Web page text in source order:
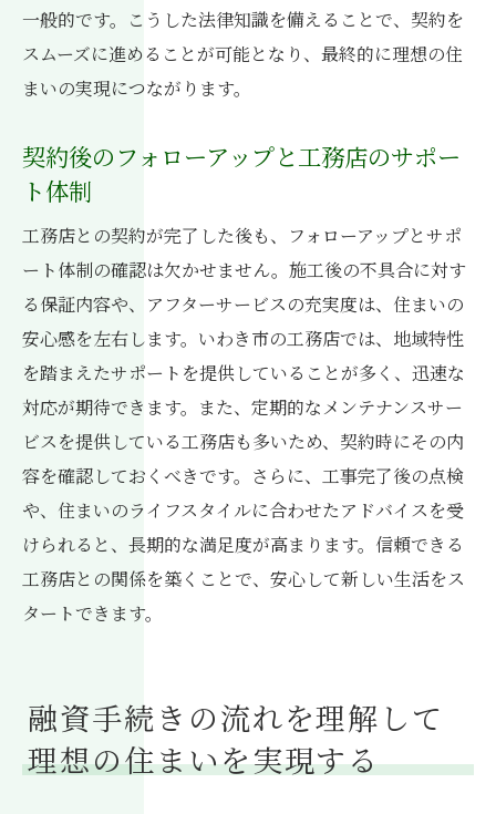
一般的です。こうした法律知識を備えることで、契約を
スムーズに進めることが可能となり、最終的に理想の住
まいの実現につながります。
契約後のフォローアップと工務店のサポー
ト体制
工務店との契約が完了した後も、フォローアップとサポ
ート体制の確認は欠かせません。施工後の不具合に対す
る保証内容や、アフターサービスの充実度は、住まいの
安心感を左右します。いわき市の工務店では、地域特性
を踏まえたサポートを提供していることが多く、迅速な
対応が期待できます。また、定期的なメンテナンスサー
ビスを提供している工務店も多いため、契約時にその内
容を確認しておくべきです。さらに、工事完了後の点検
や、住まいのライフスタイルに合わせたアドバイスを受
けられると、長期的な満足度が高まります。信頼できる
工務店との関係を築くことで、安心して新しい生活をス
タートできます。
融資手続きの流れを理解して
理想の住まいを実現する